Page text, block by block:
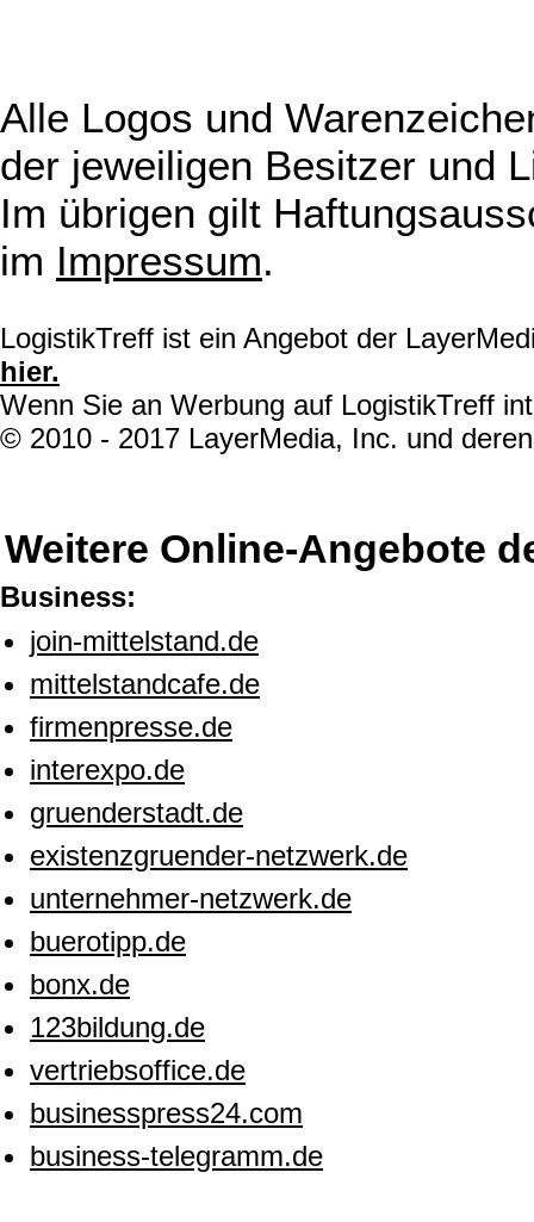
Alle Logos und
der jeweiligen Besitzer und
Im übrigen gilt
im Impressum.
LogistikTreff ist ein Angebot der
hier.
Wenn Sie an Werbung auf LogistikTreff
© 2010 - 2017 LayerMedia, Inc. und
Weitere Online-Angebote
Business:
join-mittelstand.de
mittelstandcafe.de
firmenpresse.de
interexpo.de
gruenderstadt.de
existenzgruender-netzwerk.de
unternehmer-netzwerk.de
buerotipp.de
bonx.de
123bildung.de
vertriebsoffice.de
businesspress24.com
business-telegramm.de